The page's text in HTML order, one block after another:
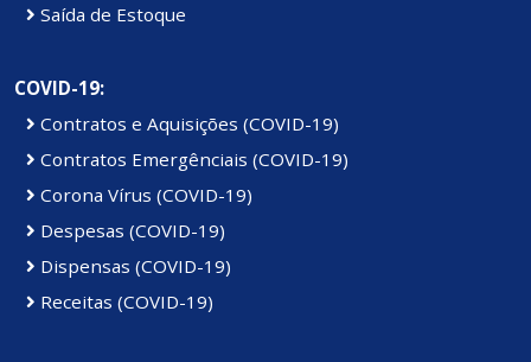
Saída de Estoque
COVID-19:
Contratos e Aquisições (COVID-19)
Contratos Emergênciais (COVID-19)
Corona Vírus (COVID-19)
Despesas (COVID-19)
Dispensas (COVID-19)
Receitas (COVID-19)